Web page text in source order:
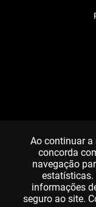
Ao continuar a
concorda
navegação
estatísticas.
informações
seguro ao site.